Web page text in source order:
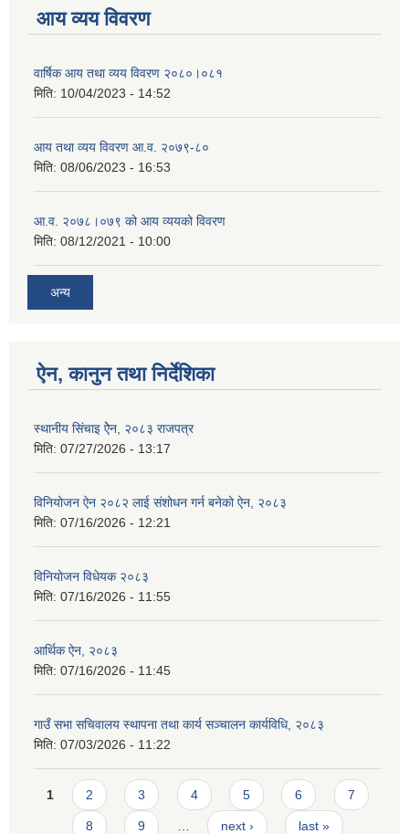
आय व्यय विवरण
वार्षिक आय तथा व्यय विवरण २०८०।०८१
मिति: 10/04/2023 - 14:52
आय तथा व्यय विवरण आ.व. २०७९-८०
मिति: 08/06/2023 - 16:53
आ.व. २०७८।०७९ को आय व्ययको विवरण
मिति: 08/12/2021 - 10:00
अन्य
ऐन, कानुन तथा निर्देशिका
स्थानीय सिंचाइ ऐेन, २०८३ राजपत्र
मिति: 07/27/2026 - 13:17
विनियोजन ऐन २०८२ लाई संशोधन गर्न बनेको ऐन, २०८३
मिति: 07/16/2026 - 12:21
विनियोजन विधेयक २०८३
मिति: 07/16/2026 - 11:55
आर्थिक ऐन, २०८३
मिति: 07/16/2026 - 11:45
गाउँ सभा सचिवालय स्थापना तथा कार्य सञ्चालन कार्यविधि, २०८३
मिति: 07/03/2026 - 11:22
Pages
1 2 3 4 5 6 7
8 9 next › last »